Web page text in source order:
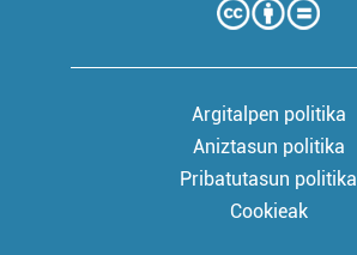
Argitalpen politika
Aniztasun politika
Pribatutasun politika
Cookieak